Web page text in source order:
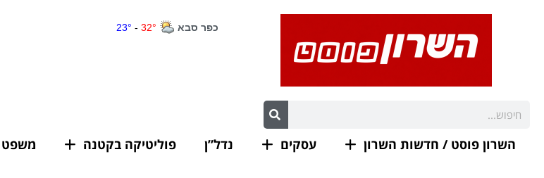
השרון פוסט / חדשות השרון עסקים נדל”ן פוליטיקה בקטנה משפט